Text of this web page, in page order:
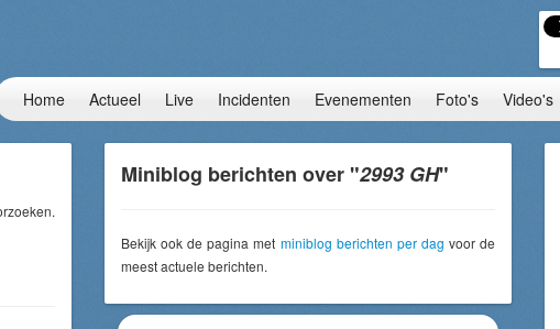
Home Actueel Live Incidenten Evenementen Foto's Video's
Miniblog berichten over "2993 GH"
Bekijk ook de pagina met miniblog berichten per dag voor de
meest actuele berichten.